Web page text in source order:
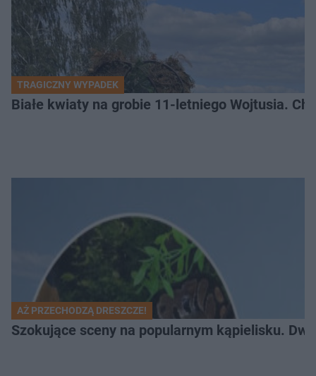
TRAGICZNY WYPADEK
Białe kwiaty na grobie 11-letniego Wojtusia.
AŻ PRZECHODZĄ DRESZCZE!
Szokujące sceny na popularnym kąpielisku.